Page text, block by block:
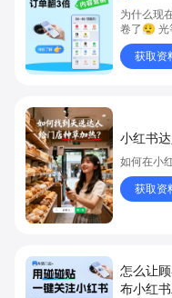
为什么现
卷了😮‍💨
还没开始
💸 获取资
小红书
如何在小
获取资
怎么让
布小红